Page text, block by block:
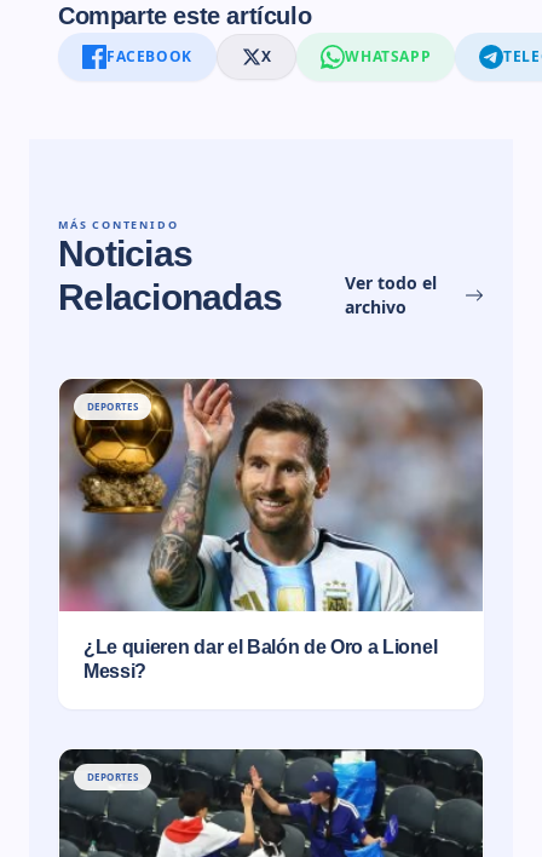
Comparte este artículo
FACEBOOK X WHATSAPP
MÁS CONTENIDO
Noticias
Relacionadas
Ver todo el
archivo
DEPORTES
¿Le quieren dar el Balón de Oro a Lionel
Messi?
DEPORTES